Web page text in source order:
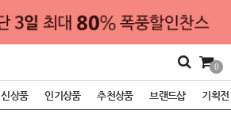
0
신상품 인기상품 추천상품 브랜드샵 기획전